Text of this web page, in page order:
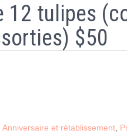
12 tulipes
$50
,Anniversaire et rétablissement